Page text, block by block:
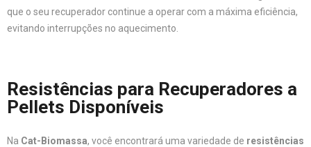
que o seu recuperador continue a operar com a máxima eficiência,
evitando interrupções no aquecimento.
Resistências para Recuperadores a
Pellets Disponíveis
Na Cat-Biomassa, você encontrará uma variedade de resistências